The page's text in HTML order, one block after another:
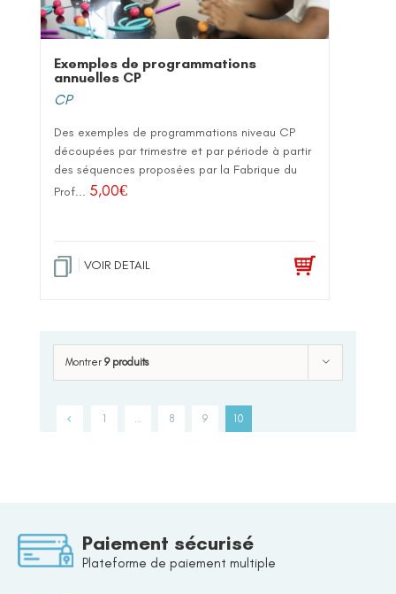
Exemples de programmations
annuelles CP
CP
Des exemples de programmations niveau CP
découpées par trimestre et par période à partir
des séquences proposées par la Fabrique du
Prof... 5,00€
VOIR DETAIL
Montrer 9 produits
1 … 8 9 10
Paiement sécurisé
Plateforme de paiement multiple